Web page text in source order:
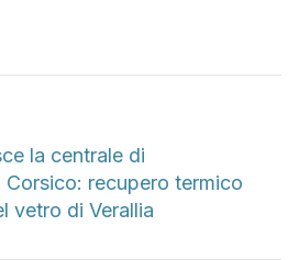
la centrale di
recupero termico
vetro di Verallia